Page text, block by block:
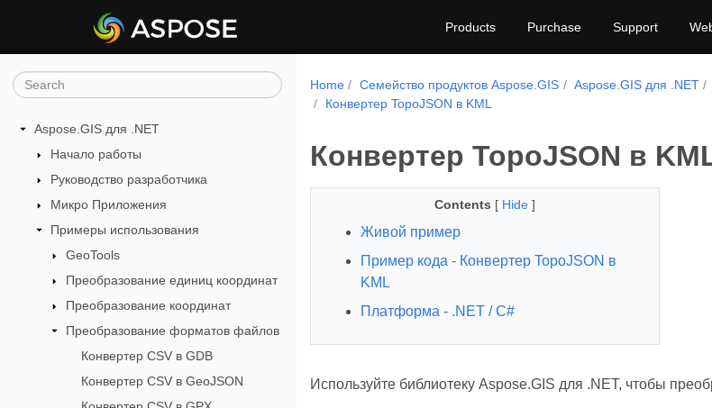
Products Purchase Support
Aspose.GIS для .NET
Начало работы
Руководство разработчика
Микро Приложения
Примеры использования
GeoTools
Преобразование единиц координат
Преобразование координат
Преобразование форматов файлов
Конвертер CSV в GDB
Конвертер CSV в GeoJSON
Home Семейство продуктов Aspose.GIS Aspose.GIS для .NET
Конвертер TopoJSON в KML
Конвертер TopoJSON в
Contents [ Hide ]
Живой пример
Пример кода - Конвертер TopoJSON в
KML
Платформа - .NET / C#
Используйте библиотеку Aspose.GIS для .NET, чтобы